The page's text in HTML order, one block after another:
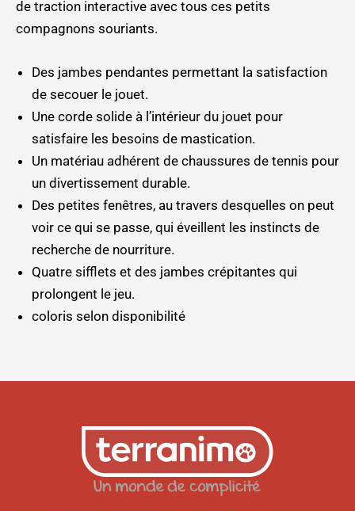
de traction interactive avec tous ces petits
compagnons souriants.
Des jambes pendantes permettant la satisfaction
de secouer le jouet.
Une corde solide à l’intérieur du jouet pour
satisfaire les besoins de mastication.
Un matériau adhérent de chaussures de tennis pour
un divertissement durable.
Des petites fenêtres, au travers desquelles on peut
voir ce qui se passe, qui éveillent les instincts de
recherche de nourriture.
Quatre sifflets et des jambes crépitantes qui
prolongent le jeu.
coloris selon disponibilité